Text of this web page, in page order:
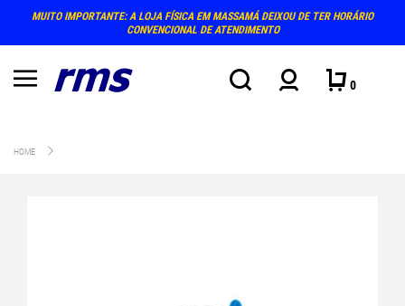
MUITO IMPORTANTE: A LOJA FÍSICA EM MASSAMÁ DEIXOU DE TER HORÁRIO
CONVENCIONAL DE ATENDIMENTO
0
HOME